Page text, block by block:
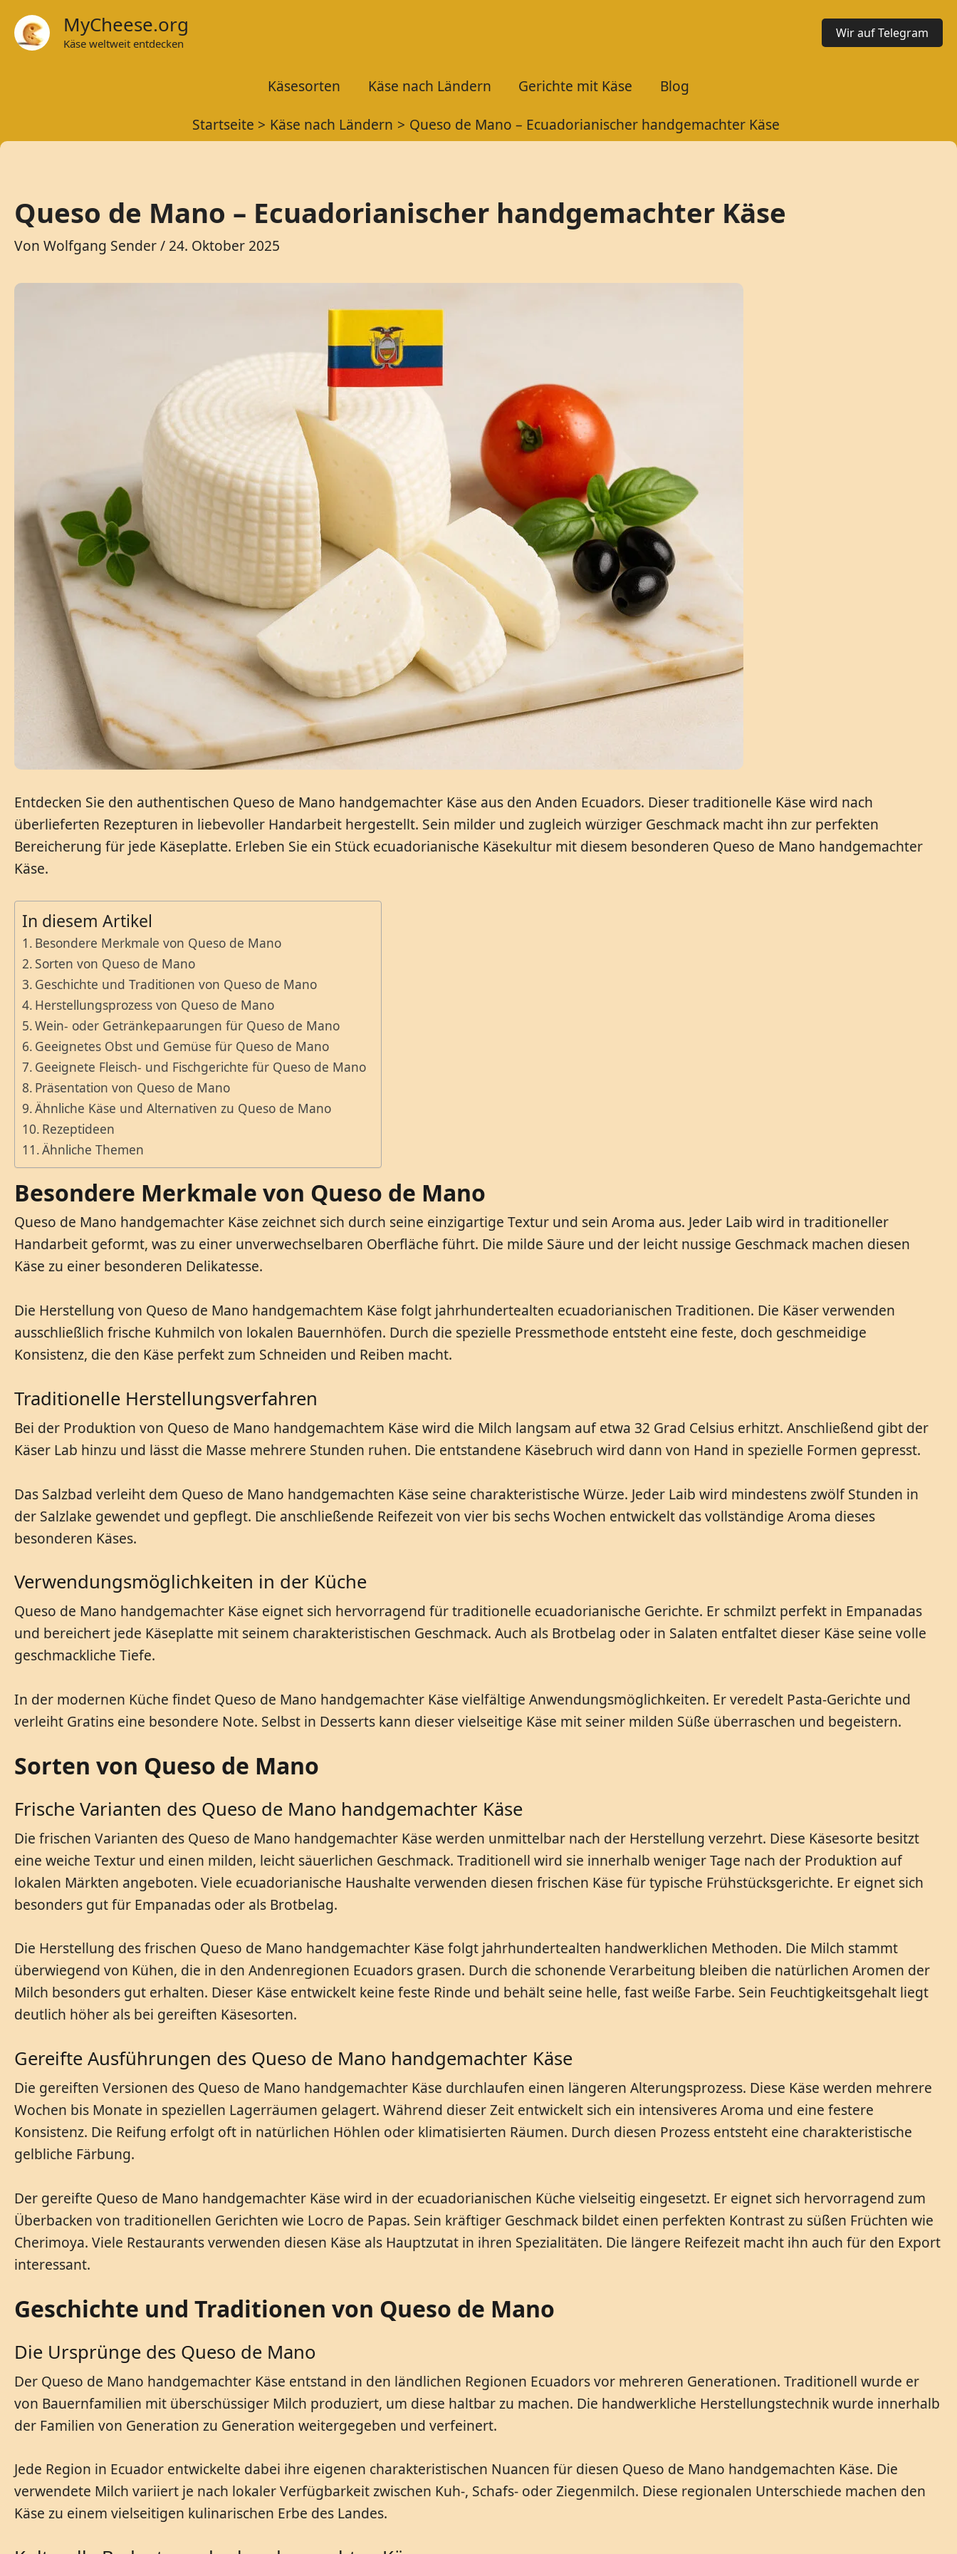
Zum
Inhalt
springen
MyCheese.org
Käse weltweit entdecken
Wir auf Telegram
Käsesorten Käse nach Ländern Gerichte mit Käse
Blog
Startseite
Käse nach Ländern Queso de Mano – Ecuadorianischer handgemachter Käse
Queso de Mano – Ecuadorianischer handgemachter Käse
Von Wolfgang Sender/ 24. Oktober 2025
Entdecken Sie den authentischen Queso de Mano handgemachter Käse aus den Anden Ecuadors. Dieser traditionelle Käse wird nach
überlieferten Rezepturen in liebevoller Handarbeit hergestellt. Sein milder und zugleich würziger Geschmack macht ihn zur perfekten
Bereicherung für jede Käseplatte. Erleben Sie ein Stück ecuadorianische Käsekultur mit diesem besonderen Queso de Mano handgemachter
Käse.
In diesem Artikel
Besondere Merkmale von Queso de Mano
Sorten von Queso de Mano
Geschichte und Traditionen von Queso de Mano
Herstellungsprozess von Queso de Mano
Wein- oder Getränkepaarungen für Queso de Mano
Geeignetes Obst und Gemüse für Queso de Mano
Geeignete Fleisch- und Fischgerichte für Queso de Mano
Präsentation von Queso de Mano
Ähnliche Käse und Alternativen zu Queso de Mano
Rezeptideen
Ähnliche Themen
Besondere Merkmale von Queso de Mano
Queso de Mano handgemachter Käse zeichnet sich durch seine einzigartige Textur und sein Aroma aus. Jeder Laib wird in traditioneller
Handarbeit geformt, was zu einer unverwechselbaren Oberfläche führt. Die milde Säure und der leicht nussige Geschmack machen diesen
Käse zu einer besonderen Delikatesse.
Die Herstellung von Queso de Mano handgemachtem Käse folgt jahrhundertealten ecuadorianischen Traditionen. Die Käser verwenden
ausschließlich frische Kuhmilch von lokalen Bauernhöfen. Durch die spezielle Pressmethode entsteht eine feste, doch geschmeidige
Konsistenz, die den Käse perfekt zum Schneiden und Reiben macht.
Traditionelle Herstellungsverfahren
Bei der Produktion von Queso de Mano handgemachtem Käse wird die Milch langsam auf etwa 32 Grad Celsius erhitzt. Anschließend gibt der
Käser Lab hinzu und lässt die Masse mehrere Stunden ruhen. Die entstandene Käsebruch wird dann von Hand in spezielle Formen gepresst.
Das Salzbad verleiht dem Queso de Mano handgemachten Käse seine charakteristische Würze. Jeder Laib wird mindestens zwölf Stunden in
der Salzlake gewendet und gepflegt. Die anschließende Reifezeit von vier bis sechs Wochen entwickelt das vollständige Aroma dieses
besonderen Käses.
Verwendungsmöglichkeiten in der Küche
Queso de Mano handgemachter Käse eignet sich hervorragend für traditionelle ecuadorianische Gerichte. Er schmilzt perfekt in Empanadas
und bereichert jede Käseplatte mit seinem charakteristischen Geschmack. Auch als Brotbelag oder in Salaten entfaltet dieser Käse seine volle
geschmackliche Tiefe.
In der modernen Küche findet Queso de Mano handgemachter Käse vielfältige Anwendungsmöglichkeiten. Er veredelt Pasta-Gerichte und
verleiht Gratins eine besondere Note. Selbst in Desserts kann dieser vielseitige Käse mit seiner milden Süße überraschen und begeistern.
Sorten von Queso de Mano
Frische Varianten des Queso de Mano handgemachter Käse
Die frischen Varianten des Queso de Mano handgemachter Käse werden unmittelbar nach der Herstellung verzehrt. Diese Käsesorte besitzt
eine weiche Textur und einen milden, leicht säuerlichen Geschmack. Traditionell wird sie innerhalb weniger Tage nach der Produktion auf
lokalen Märkten angeboten. Viele ecuadorianische Haushalte verwenden diesen frischen Käse für typische Frühstücksgerichte. Er eignet sich
besonders gut für Empanadas oder als Brotbelag.
Die Herstellung des frischen Queso de Mano handgemachter Käse folgt jahrhundertealten handwerklichen Methoden. Die Milch stammt
überwiegend von Kühen, die in den Andenregionen Ecuadors grasen. Durch die schonende Verarbeitung bleiben die natürlichen Aromen der
Milch besonders gut erhalten. Dieser Käse entwickelt keine feste Rinde und behält seine helle, fast weiße Farbe. Sein Feuchtigkeitsgehalt liegt
deutlich höher als bei gereiften Käsesorten.
Gereifte Ausführungen des Queso de Mano handgemachter Käse
Die gereiften Versionen des Queso de Mano handgemachter Käse durchlaufen einen längeren Alterungsprozess. Diese Käse werden mehrere
Wochen bis Monate in speziellen Lagerräumen gelagert. Während dieser Zeit entwickelt sich ein intensiveres Aroma und eine festere
Konsistenz. Die Reifung erfolgt oft in natürlichen Höhlen oder klimatisierten Räumen. Durch diesen Prozess entsteht eine charakteristische
gelbliche Färbung.
Der gereifte Queso de Mano handgemachter Käse wird in der ecuadorianischen Küche vielseitig eingesetzt. Er eignet sich hervorragend zum
Überbacken von traditionellen Gerichten wie Locro de Papas. Sein kräftiger Geschmack bildet einen perfekten Kontrast zu süßen Früchten wie
Cherimoya. Viele Restaurants verwenden diesen Käse als Hauptzutat in ihren Spezialitäten. Die längere Reifezeit macht ihn auch für den Export
interessant.
Geschichte und Traditionen von Queso de Mano
Die Ursprünge des Queso de Mano
Der Queso de Mano handgemachter Käse entstand in den ländlichen Regionen Ecuadors vor mehreren Generationen. Traditionell wurde er
von Bauernfamilien mit überschüssiger Milch produziert, um diese haltbar zu machen. Die handwerkliche Herstellungstechnik wurde innerhalb
der Familien von Generation zu Generation weitergegeben und verfeinert.
Jede Region in Ecuador entwickelte dabei ihre eigenen charakteristischen Nuancen für diesen Queso de Mano handgemachten Käse. Die
verwendete Milch variiert je nach lokaler Verfügbarkeit zwischen Kuh-, Schafs- oder Ziegenmilch. Diese regionalen Unterschiede machen den
Käse zu einem vielseitigen kulinarischen Erbe des Landes.